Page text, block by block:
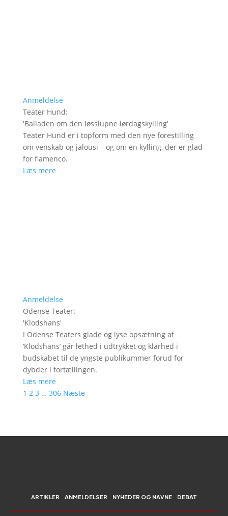
Anmeldelse
Teater Hund:
'Balladen om den løsslupne lørdagskylling'
Teater Hund er i topform med den nye forestilling
om venskab og jalousi – og om en kylling, der er glad
for flamenco.
Læs mere
Anmeldelse
Odense Teater:
'Klodshans'
I Odense Teaters glade og lyse opsætning af
’Klodshans’ går lethed i udtrykket og klarhed i
budskabet til de yngste publikummer forud for
dybder i fortællingen.
Læs mere
1 2 3 … 306 Næste
ARTIKLER ANMELDELSER NYHEDER OG NAVNE DEBAT